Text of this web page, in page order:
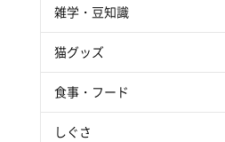
雑学・豆知識
猫グッズ
食事・フード
しぐさ